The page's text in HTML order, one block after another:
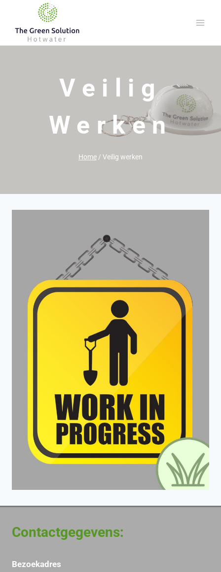
inhoud
Veilig
Werken
Home / Veilig werken
Contactgegevens:
Bezoekadres